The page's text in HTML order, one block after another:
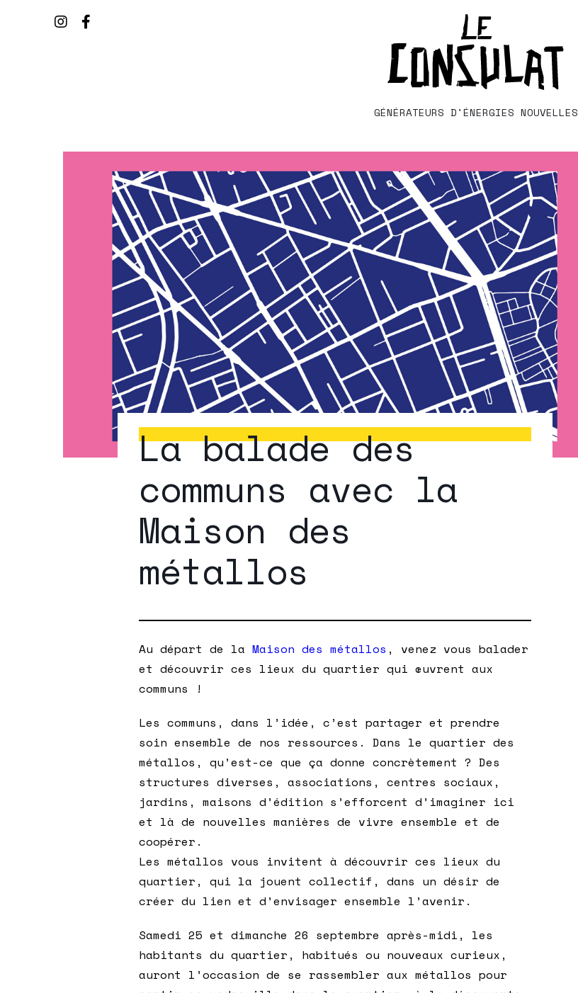
GÉNÉRATEURS D'ÉNERGIES NOUVELLES
La balade des
communs avec la
Maison des
métallos
Au départ de la Maison des métallos , venez vous balader
et découvrir ces lieux du quartier qui œuvrent aux
communs !
Les communs, dans l’idée, c’est partager et prendre
soin ensemble de nos ressources. Dans le quartier des
métallos, qu’est-ce que ça donne concrètement ? Des
structures diverses, associations, centres sociaux,
jardins, maisons d’édition s’efforcent d’imaginer ici
et là de nouvelles manières de vivre ensemble et de
coopérer.
Les métallos vous invitent à découvrir ces lieux du
quartier, qui la jouent collectif, dans un désir de
créer du lien et d’envisager ensemble l’avenir.
Samedi 25 et dimanche 26 septembre après-midi, les
habitants du quartier, habitués ou nouveaux curieux,
auront l’occasion de se rassembler aux métallos pour